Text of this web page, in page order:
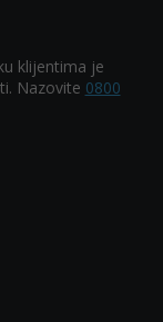
klijentima je
Nazovite 0800